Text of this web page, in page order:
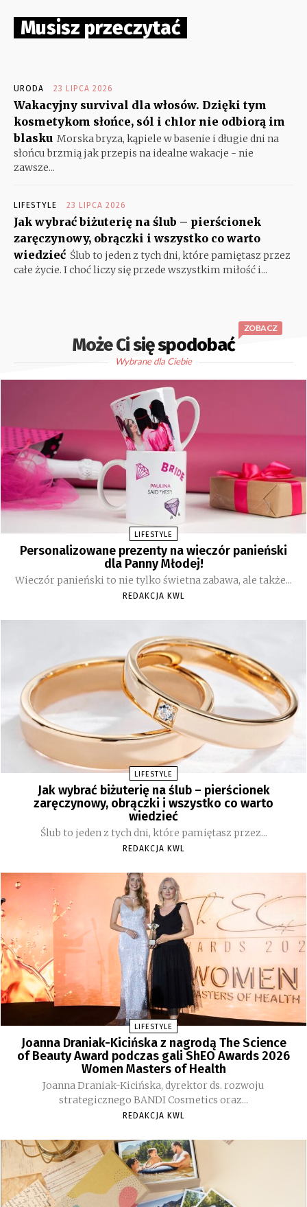
Musisz przeczytać
URODA 23 LIPCA 2026
Wakacyjny survival dla włosów. Dzięki tym
kosmetykom słońce, sól i chlor nie odbiorą im
blasku Morska bryza, kąpiele w basenie i długie dni na
słońcu brzmią jak przepis na idealne wakacje - nie
zawsze...
LIFESTYLE 23 LIPCA 2026
Jak wybrać biżuterię na ślub – pierścionek
zaręczynowy, obrączki i wszystko co warto
wiedzieć Ślub to jeden z tych dni, które pamiętasz przez
całe życie. I choć liczy się przede wszystkim miłość i...
Może Ci się spodobać
ZOBACZ
Wybrane dla Ciebie
LIFESTYLE
Personalizowane prezenty na wieczór panieński
dla Panny Młodej!
Wieczór panieński to nie tylko świetna zabawa, ale także...
REDAKCJA KWL
LIFESTYLE
Jak wybrać biżuterię na ślub – pierścionek
zaręczynowy, obrączki i wszystko co warto
wiedzieć
Ślub to jeden z tych dni, które pamiętasz przez...
REDAKCJA KWL
LIFESTYLE
Joanna Draniak-Kicińska z nagrodą The Science
of Beauty Award podczas gali ShEO Awards 2026
Women Masters of Health
Joanna Draniak-Kicińska, dyrektor ds. rozwoju
strategicznego BANDI Cosmetics oraz...
REDAKCJA KWL